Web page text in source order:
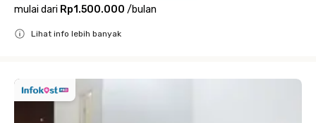
mulai dari Rp1.500.000 /bulan
Lihat info lebih banyak